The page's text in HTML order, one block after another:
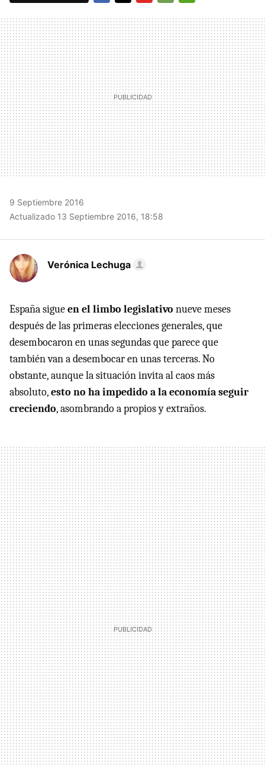
MAIL
9 Septiembre 2016
Actualizado 13 Septiembre 2016, 18:58
Verónica Lechuga
España sigueen el limbo legislativo nueve meses
después de las primeras elecciones generales, que
desembocaron en unas segundas que parece que
también van a desembocar en unas terceras. No
obstante, aunque la situación invita al caos más
absoluto,esto no ha impedido a la economía seguir
creciendo, asombrando a propios y extraños.